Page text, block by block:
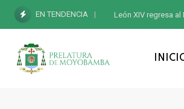
EN TENDENCIA León XIV regresa